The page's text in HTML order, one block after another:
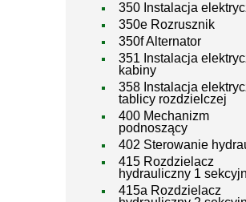
350 Instalacja
350e Rozrusznik
350f Alternator
351 Instalacja
kabiny
358 Instalacja
tablicy rozdzielczej
400 Mechanizm
podnoszący
402 Sterowanie
415 Rozdzielacz
hydrauliczny 1
415a Rozdzielacz